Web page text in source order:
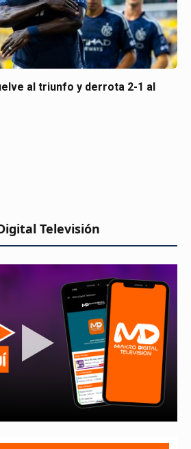
al triunfo y derrota 2-1 al
Televisión